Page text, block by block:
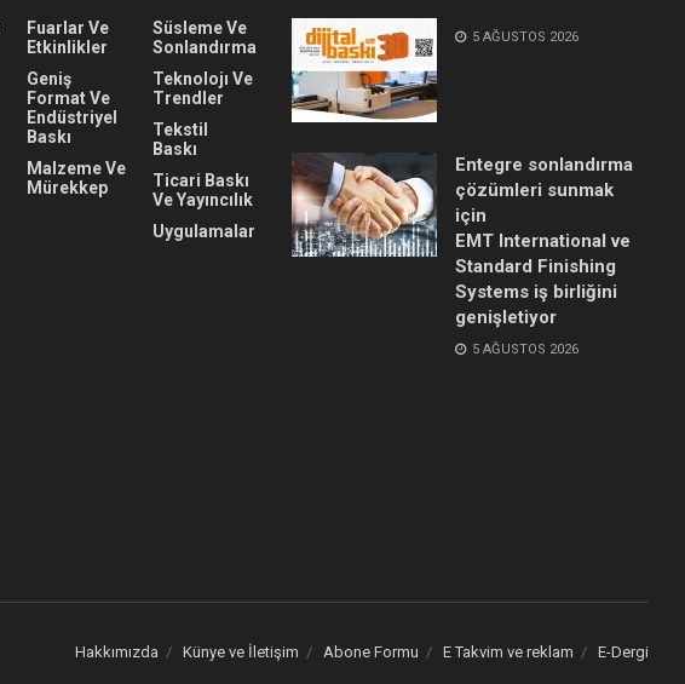
Fuarlar Ve
Etkinlikler
Geniş
Format Ve
Endüstriyel
Baskı
Malzeme Ve
Mürekkep
Süsleme Ve
Sonlandırma
Teknolojı Ve
Trendler
Tekstil
Baskı
Ticari Baskı
Ve Yayıncılık
Uygulamalar
5 AĞUSTOS 2026
Entegre sonlandırma
çözümleri sunmak
için
EMT International ve
Standard Finishing
Systems iş birliğini
genişletiyor
5 AĞUSTOS 2026
Hakkımızda Künye ve İletişim Abone Formu E Takvim ve reklam E-Dergi